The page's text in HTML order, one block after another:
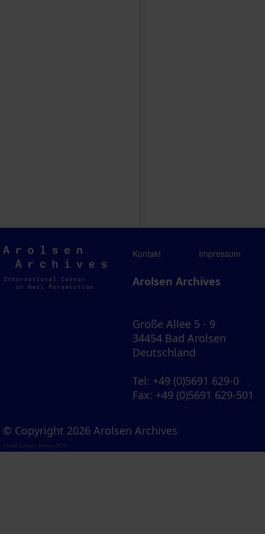
Arolsen
Archives
Kontakt Impressum
Arolsen Archives
Große Allee 5 - 9
34454 Bad Arolsen
Deutschland
Tel: +49 (0)5691 629-0
Fax: +49 (0)5691 629-501
© Copyright 2026 Arolsen Archives
Visual Library Server 2026